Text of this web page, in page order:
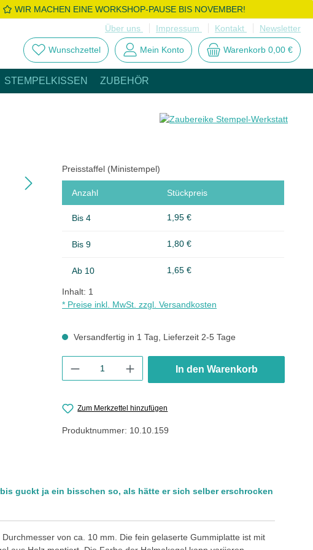
WIR MACHEN EINE WORKSHOP-PAUSE BIS NOVEMBER!
Über uns
Impressum Kontakt Newsletter
Wunschzettel Mein Konto Warenkorb 0,00 €
STEMPELKISSEN ZUBEHÖR
Preisstaffel (Ministempel)
Anzahl Stückpreis
Bis4 1,95 €
Bis9 1,80 €
Ab 10 1,65 €
Inhalt: 1
* Preise inkl. MwSt. zzgl. Versandkosten
Versandfertig in 1 Tag, Lieferzeit 2-5 Tage
In den Warenkorb
Zum Merkzettel hinzufügen
Produktnummer: 10.10.159
guckt ja ein bisschen so, als hätte er sich selber erschrocken
von ca. 10 mm. Die fein gelaserte Gummiplatte ist mit